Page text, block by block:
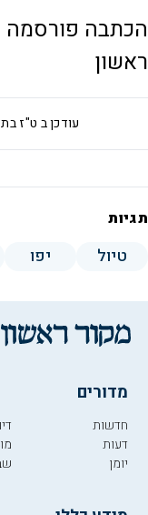
הכתבה פורסמה
ראשון
ט"ז עודכן ב
תגיות
טיול יפו
מדורים
חדשות
דעות
יומן